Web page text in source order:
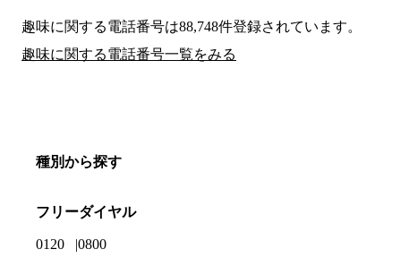
趣味に関する電話番号は88,748件登録されています。
趣味に関する電話番号一覧をみる
種別から探す
フリーダイヤル
0120 0800